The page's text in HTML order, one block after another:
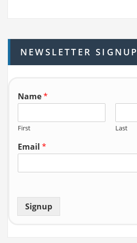
h
f
o
NEWSLETTER SIGNUP
Name*
First Last
Email *
Signup